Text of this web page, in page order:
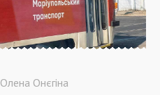
Олена Онєгіна